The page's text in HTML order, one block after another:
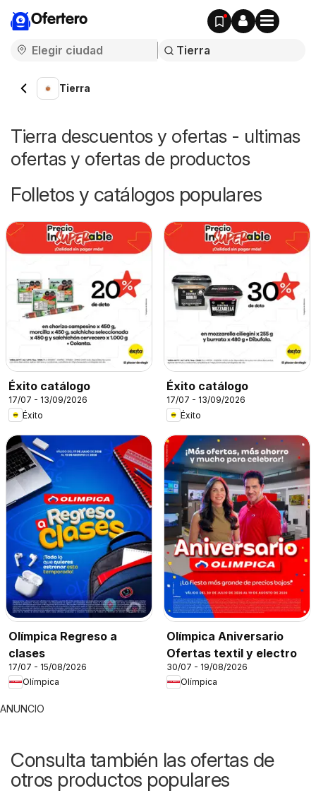
Ofertero
Tierra
Tierra descuentos y ofertas - ultimas
ofertas y ofertas de productos
Folletos y catálogos populares
Éxito catálogo
17/07 - 13/09/2026
Éxito
Éxito catálogo
17/07 - 13/09/2026
Éxito
Olímpica Regreso a
clases
17/07 - 15/08/2026
Olímpica
Olímpica Aniversario
Ofertas textil y electro
30/07 - 19/08/2026
Olímpica
ANUNCIO
Consulta también las ofertas de
otros productos populares